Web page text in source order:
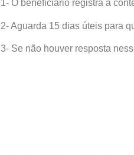
1- O beneficiário registra a
2- Aguarda 15 dias úteis para
3- Se não houver resposta